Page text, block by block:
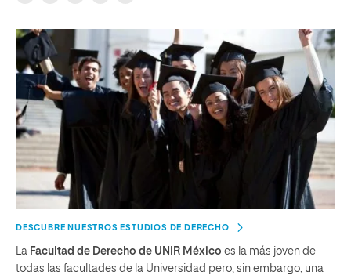
DESCUBRE NUESTROS ESTUDIOS DE DERECHO
La Facultad de Derecho de UNIR México es la más joven de
todas las facultades de la Universidad pero, sin embargo, una